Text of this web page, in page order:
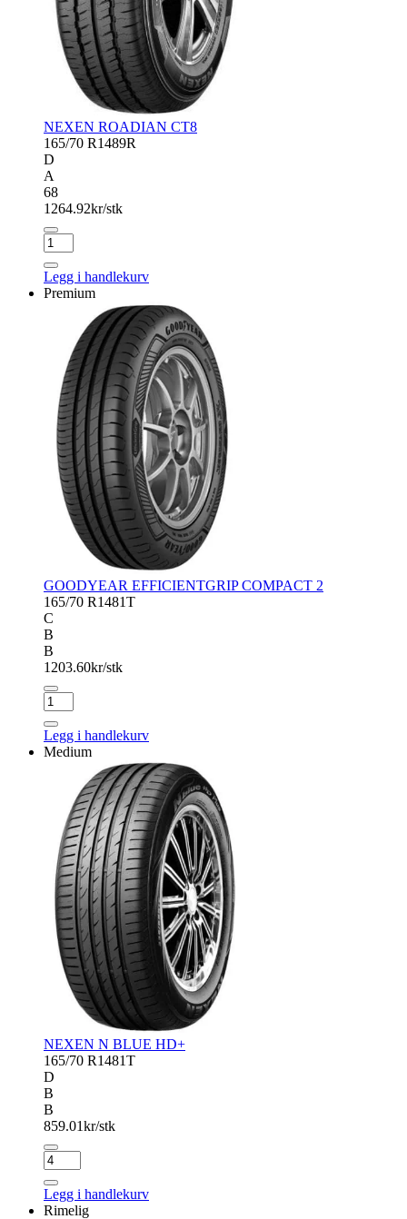
NEXEN ROADIAN CT8
165/70 R1489R
D
A
68
1264.92kr/stk
NEXEN
ROADIAN
CT8
antall
Legg i handlekurv
Premium
GOODYEAR EFFICIENTGRIP COMPACT 2
165/70 R1481T
C
B
B
1203.60kr/stk
GOODYEAR
EFFICIENTGRIP
COMPACT
2
Legg i handlekurv
Medium
NEXEN N BLUE HD+
165/70 R1481T
D
B
B
859.01kr/stk
NEXEN
N
BLUE
HD+
Legg i handlekurv
Rimelig